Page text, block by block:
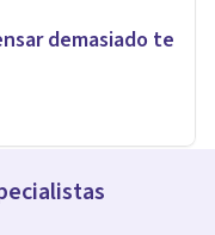
demasiado te